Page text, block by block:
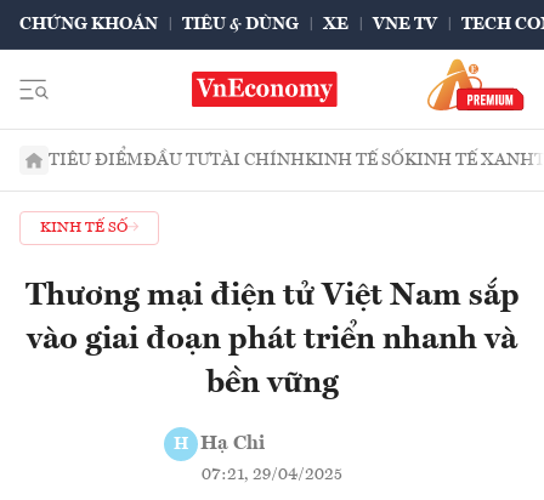
CHỨNG KHOÁN TIÊU & DÙNG XE VNE TV TECH
TIÊU ĐIỂMĐẦU TƯTÀI CHÍNHKINH TẾ SỐKINH TẾ XANH
KINH TẾ SỐ
Thương mại điện tử Việt Nam sắp
vào giai đoạn phát triển nhanh và
bền vững
H Hạ Chi
07:21, 29/04/2025